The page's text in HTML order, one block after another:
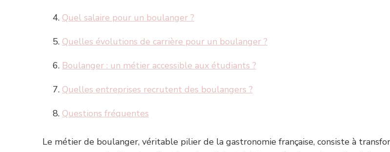
Quel salaire pour un boulanger ?
Quelles évolutions de carrière pour un boulanger ?
Boulanger : un métier accessible aux étudiants ?
Quelles entreprises recrutent des boulangers ?
Questions fréquentes
Le métier de boulanger, véritable pilier de la gastronomie française, consiste à